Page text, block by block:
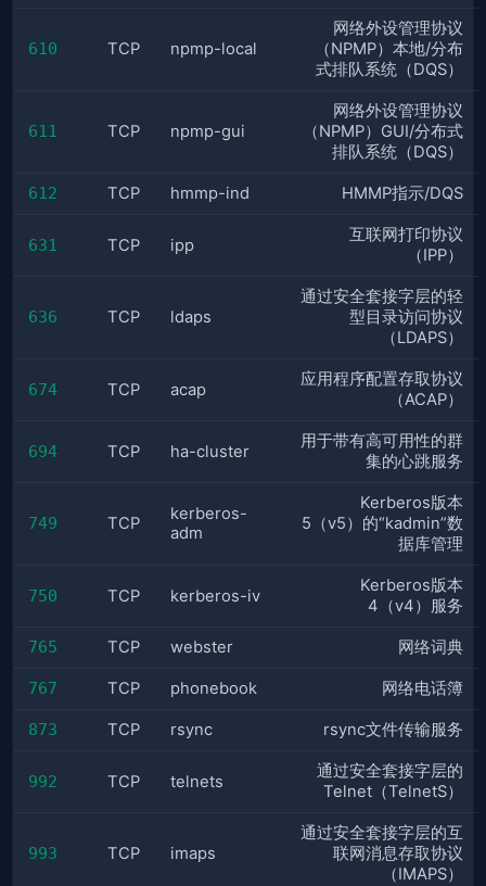
610 TCP npmp-local
网络外设管理协议
（NPMP）本地/分布
式排队系统（DQS）
611 TCP npmp-gui
网络外设管理协议
（NPMP）GUI/分布式
排队系统（DQS）
612 TCP hmmp-ind HMMP指示/DQS
631 TCP ipp
互联网打印协议
（IPP）
636 TCP ldaps
通过安全套接字层的轻
型目录访问协议
（LDAPS）
674 TCP acap
应用程序配置存取协议
（ACAP）
694 TCP ha-cluster
用于带有高可用性的群
集的心跳服务
749 TCP
kerberos-
adm
Kerberos版本
5（v5）的“kadmin”数
据库管理
750 TCP kerberos-iv
Kerberos版本
4（v4）服务
765 TCP webster 网络词典
767 TCP phonebook 网络电话簿
873 TCP rsync rsync文件传输服务
992 TCP telnets
通过安全套接字层的
Telnet（TelnetS）
993 TCP imaps
通过安全套接字层的互
联网消息存取协议
（IMAPS）